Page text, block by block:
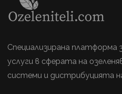
Специализирана платформа
услуги в сферата на
системи и дистрибуцията